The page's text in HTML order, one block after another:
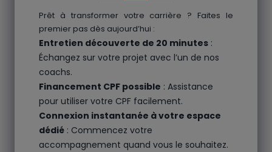
Prêt à transformer votre carrière ? Faites le
premier pas dès aujourd’hui :
Entretien découverte de 20 minutes :
Échangez sur votre projet avec l’un de nos
coachs.
Financement CPF possible : Assistance
pour utiliser votre CPF facilement.
Connexion instantanée à votre espace
dédié : Commencez votre
accompagnement quand vous le souhaitez.